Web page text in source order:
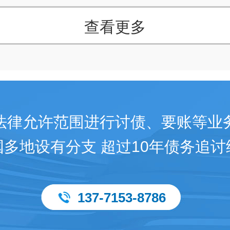
查看更多
律允许范围进行讨债、要账等业
多地设有分支 超过10年债务追讨
137-7153-8786